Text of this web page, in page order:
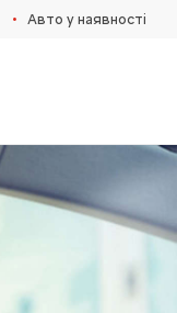
• Авто у наявності